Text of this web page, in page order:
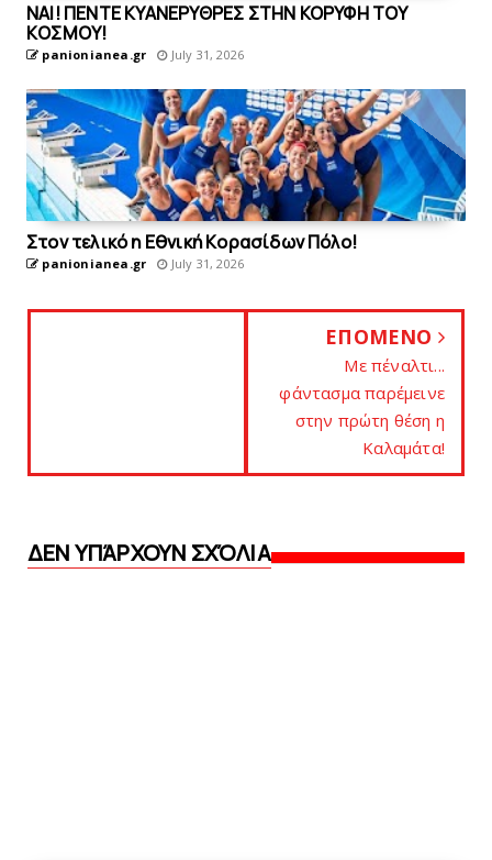
ΝΑΙ! ΠΕΝΤΕ ΚΥΑΝΕΡΥΘΡΕΣ ΣΤΗΝ ΚΟΡΥΦΗ ΤΟΥ
ΚOΣΜΟΥ!
panionianea.gr July 31, 2026
Στον τελικό η Eθνική Kορασίδων Πόλο!
panionianea.gr July 31, 2026
ΕΠΟΜΕΝΟ
Mε πέναλτι...
φάντασμα παρέμεινε
στην πρώτη θέση η
Kαλαμάτα!
ΔΕΝ ΥΠΆΡΧΟΥΝ ΣΧΌΛΙΑ